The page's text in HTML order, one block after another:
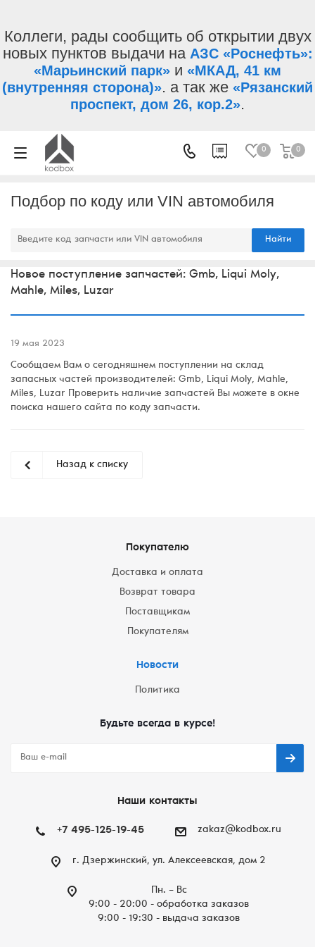
Коллеги, рады сообщить об открытии двух
новых пунктов выдачи на АЗС «Роснефть»:
«Марьинский парк» и «МКАД, 41 км
(внутренняя сторона)». а так же «Рязанский
проспект, дом 26, кор.2».
0 0
Подбор по коду или VIN автомобиля
Найти
Новое поступление запчастей: Gmb, Liqui Moly,
Mahle, Miles, Luzar
19 мая 2023
Сообщаем Вам о сегодняшнем поступлении на склад
запасных частей производителей: Gmb, Liqui Moly, Mahle,
Miles, Luzar Проверить наличие запчастей Вы можете в окне
поиска нашего сайта по коду запчасти.
Назад к списку
Покупателю
Доставка и оплата
Возврат товара
Поставщикам
Покупателям
Новости
Политика
Будьте всегда в курсе!
Наши контакты
+7 495-125-19-45 zakaz@kodbox.ru
г. Дзержинский, ул. Алексеевская, дом 2
Пн. – Вc
9:00 - 20:00 - обработка заказов
9:00 - 19:30 - выдача заказов